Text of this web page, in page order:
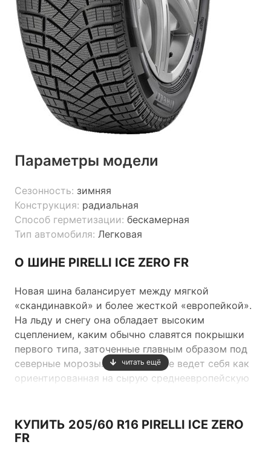
Параметры модели
Сезонность: зимняя
Конструкция: радиальная
Способ герметизации: бескамерная
Тип автомобиля: Легковая
О ШИНЕ PIRELLI ICE ZERO FR
Новая шина балансирует между мягкой
«скандинавкой» и более жесткой «европейкой».
На льду и снегу она обладает высоким
сцеплением, каким обычно славятся покрышки
первого типа, заточенные главным образом под
северные морозы. А на асфальте ведет себя как
ориентированная на сырую среднеевропейскую
читать ещё
КУПИТЬ 205/60 R16 PIRELLI ICE ZERO
FR